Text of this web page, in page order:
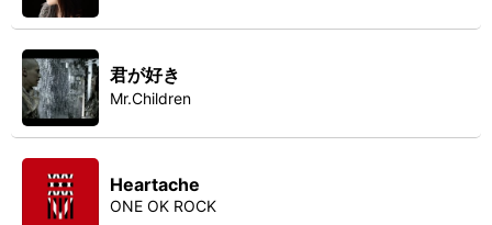
君が好き
Mr.Children
Heartache
ONE OK ROCK